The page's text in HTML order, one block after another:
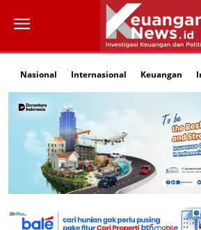
Nasional Internasional Keuangan